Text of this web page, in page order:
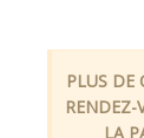
PLUS DE
RENDEZ-
LA